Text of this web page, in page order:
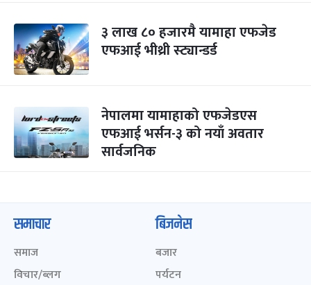
३ लाख ८० हजारमै यामाहा एफजेड
एफआई भीथ्री स्ट्यान्डर्ड
नेपालमा यामाहाको एफजेडएस
एफआई भर्सन-३ को नयाँ अवतार
सार्वजनिक
समाचार
समाज
विचार/ब्लग
बिजनेस
बजार
पर्यटन